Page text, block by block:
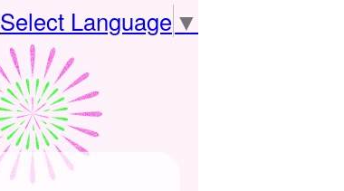
Select Language ▼